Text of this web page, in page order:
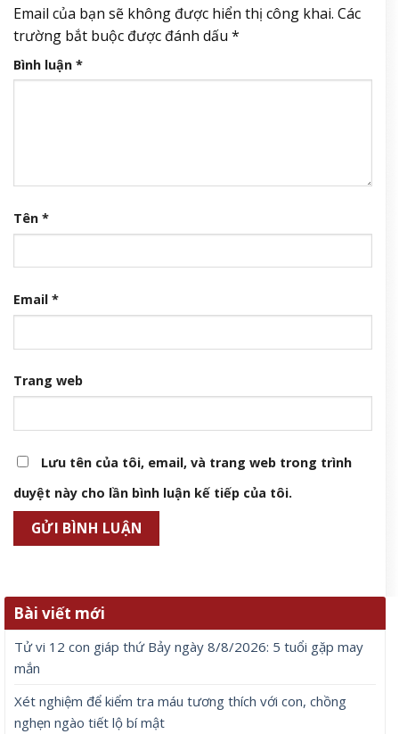
Email của bạn sẽ không được hiển thị công khai. Các
trường bắt buộc được đánh dấu *
Bình luận *
Tên *
Email *
Trang web
Lưu tên của tôi, email, và trang web trong trình
duyệt này cho lần bình luận kế tiếp của tôi.
Bài viết mới
Tử vi 12 con giáp thứ Bảy ngày 8/8/2026: 5 tuổi gặp may
mắn
Xét nghiệm để kiểm tra máu tương thích với con, chồng
nghẹn ngào tiết lộ bí mật